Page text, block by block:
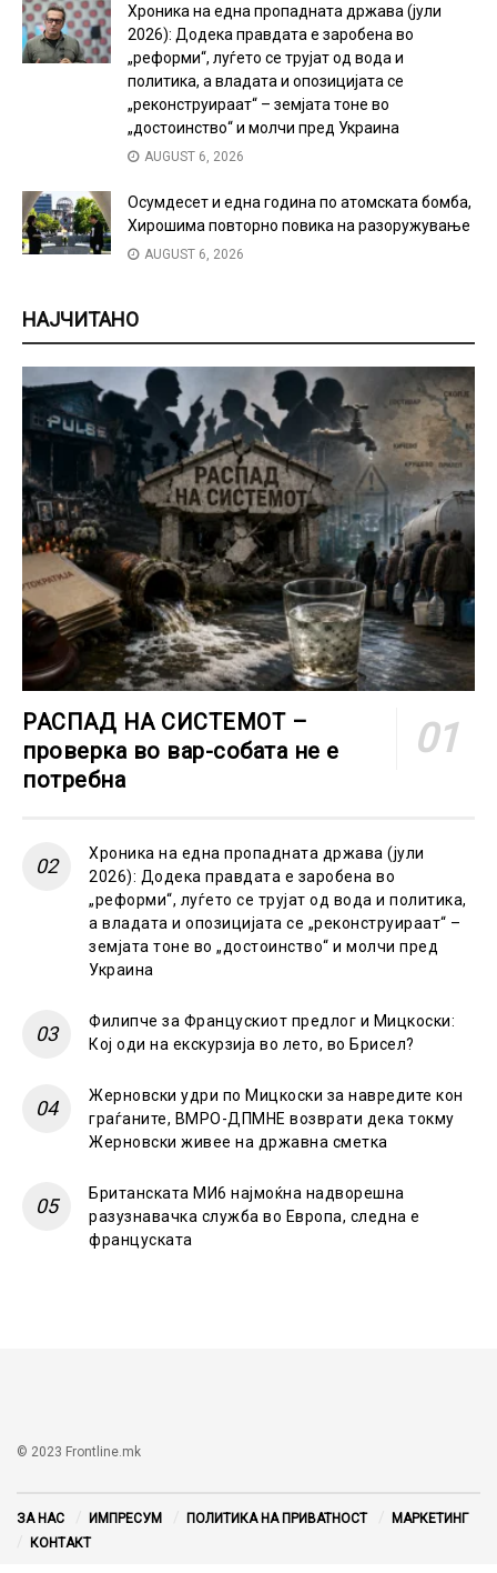
Хроника на една пропадната држава (јули
2026): Додека правдата е заробена во
„реформи“, луѓето се трујат од вода и
политика, а владата и опозицијата се
„реконструираат“ – земјата тоне во
„достоинство“ и молчи пред Украина
AUGUST 6, 2026
Осумдесет и една година по атомската бомба,
Хирошима повторно повика на разоружување
AUGUST 6, 2026
НАЈЧИТАНО
РАСПАД НА СИСТЕМОТ –
проверка во вар-собата не е
потребна
Хроника на една пропадната држава (јули
2026): Додека правдата е заробена во
„реформи“, луѓето се трујат од вода и политика,
а владата и опозицијата се „реконструираат“ –
земјата тоне во „достоинство“ и молчи пред
Украина
Филипче за Францускиот предлог и Мицкоски:
Кој оди на екскурзија во лето, во Брисел?
Жерновски удри по Мицкоски за навредите кон
граѓаните, ВМРО-ДПМНЕ возврати дека токму
Жерновски живее на државна сметка
Британската МИ6 најмоќна надворешна
разузнавачка служба во Европа, следна е
француската
© 2023 Frontline.mk
ЗА НАС ИМПРЕСУМ ПОЛИТИКА НА ПРИВАТНОСТ
МАРКЕТИНГ
КОНТАКТ